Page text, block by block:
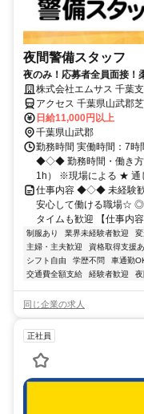
夜間警備スタッフ
夜のみ！応募者全員面接
株式会社エムサス 千葉
アクセス 千葉県山武郡
日給11,000円以上
千葉県山武郡
勤務時間 実働時間：7時
◆◇◆ 勤務時間・働き
1h） ※現場による ★ 通
仕事内容 ◆◇◆ 未経験
安心して働ける職場☆
タイムも歓迎 【仕事内
制服あり 業界未経験者歓迎
主婦・主夫歓迎
資格取得支援
シフト自由
学歴不問 車通勤
交通費全額支給
経験者歓迎 夜
同じ企業の求人
正社員